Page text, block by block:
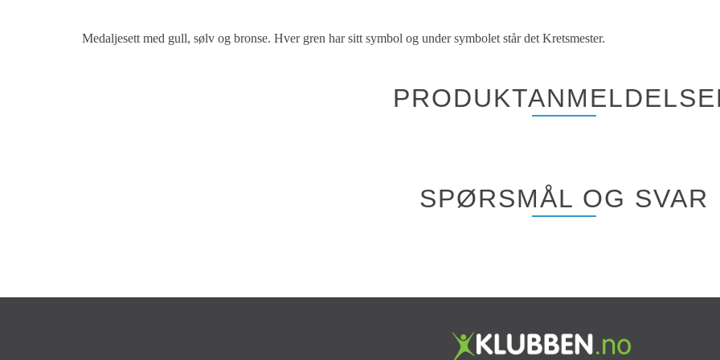
Medaljesett med gull, sølv og bronse. Hver gren har sitt symbol og under symbolet står det Kretsmester.
SPØRSMÅL OG SVAR